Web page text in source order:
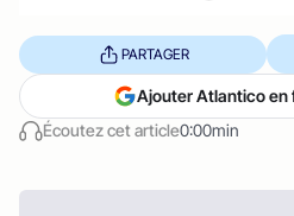
Écoutez cet article0:00min
PARTAGER
Ajouter Atlantico en